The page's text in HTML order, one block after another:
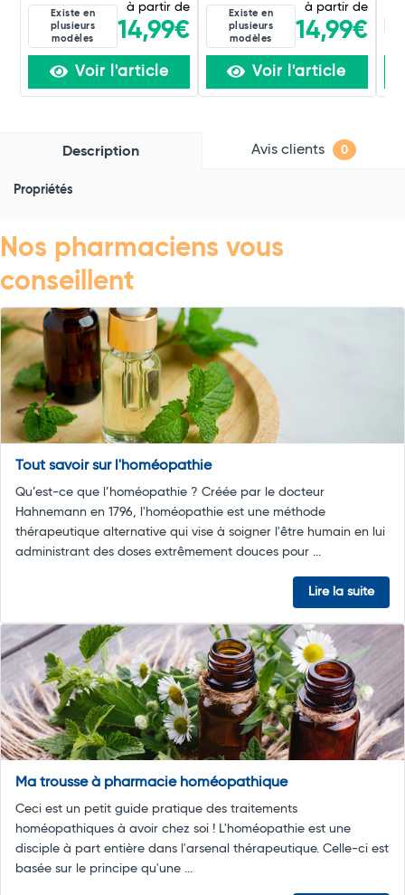
Existe en
plusieurs
modèles
à partir de
14,99€
Voir l'article
Existe en
plusieurs
modèles
à partir de
14,99€
Voir l'article
Description Avis clients 0
Propriétés
Nos pharmaciens vous
conseillent
Tout savoir sur l'homéopathie
Qu’est-ce que l’homéopathie ? Créée par le docteur
Hahnemann en 1796, l'homéopathie est une méthode
thérapeutique alternative qui vise à soigner l'être humain en lui
administrant des doses extrêmement douces pour ...
Lire la suite
Ma trousse à pharmacie homéopathique
Ceci est un petit guide pratique des traitements
homéopathiques à avoir chez soi ! L'homéopathie est une
disciple à part entière dans l'arsenal thérapeutique. Celle-ci est
basée sur le principe qu'une ...